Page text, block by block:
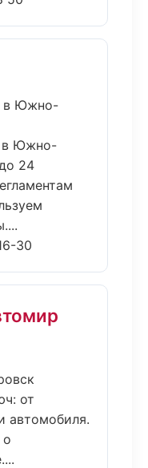
в Южно-
в Южно-
24
30
от
автомобиля.
о